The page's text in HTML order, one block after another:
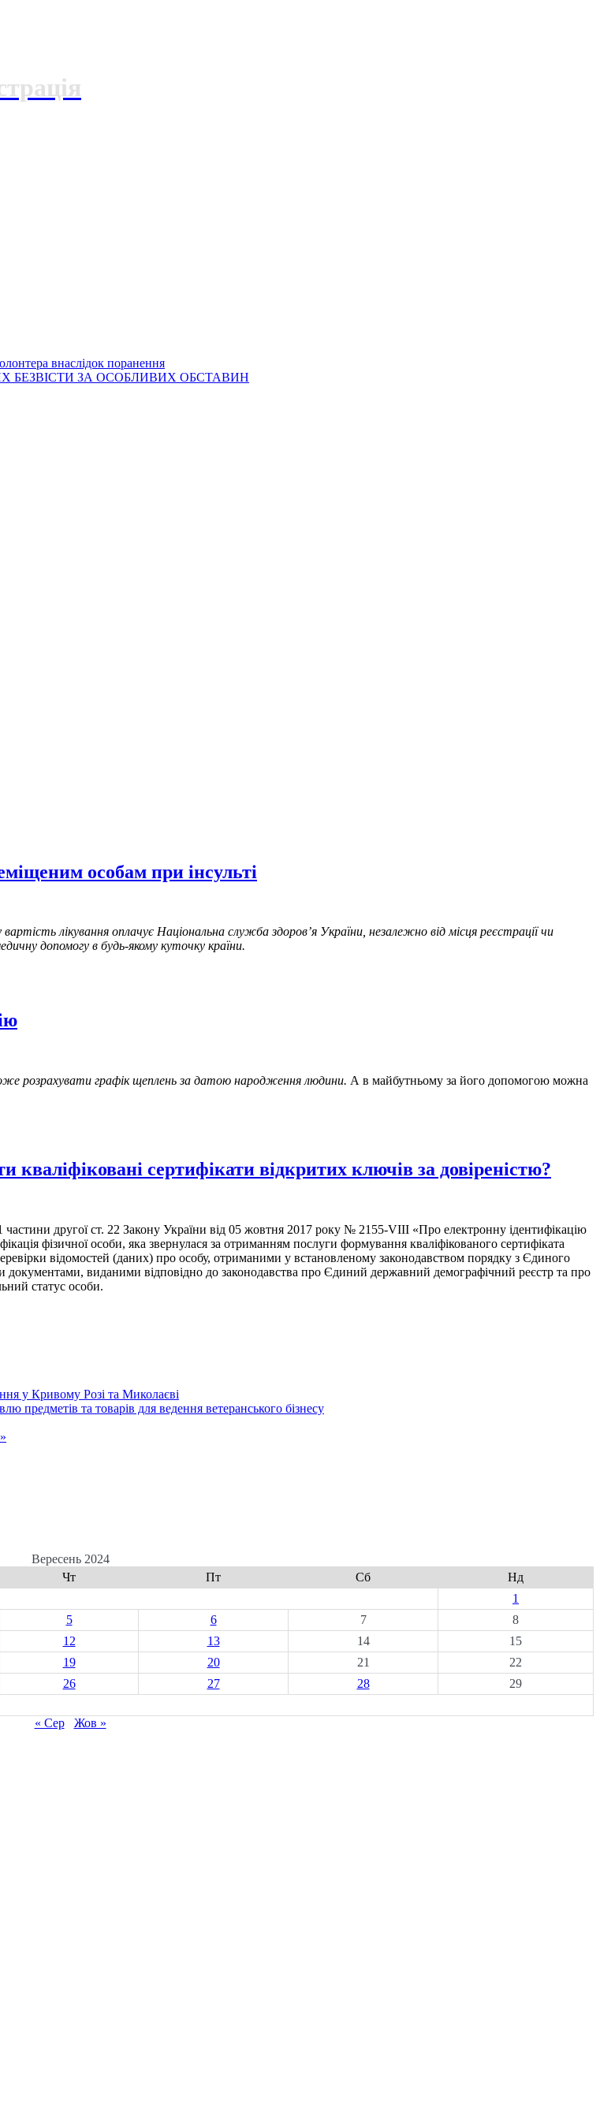
внаслідок поранення
БЕЗВІСТИ ЗА ОСОБЛИВИХ ОБСТАВИН
особам при інсульті
лікування оплачує Національна служба здоров’я України, незалежно від місця реєстрації чи
допомогу в будь-якому куточку країни.
розрахувати графік щеплень за датою народження людини. А в майбутньому за його допомогою можна
сертифікати відкритих ключів за довіреністю?
другої ст. 22 Закону України від 05 жовтня 2017 року № 2155-VIII «Про електронну ідентифікацію
фізичної особи, яка звернулася за отриманням послуги формування кваліфікованого сертифіката
відомостей (даних) про особу, отриманими у встановленому законодавством порядку з Єдиного
виданими відповідно до законодавства про Єдиний державний демографічний реєстр та про
статус особи.
у Кривому Розі та Миколаєві
предметів та товарів для ведення ветеранського бізнесу
Вересень 2024
Чт Пт Сб
Нд
1
5 6 7
8
12 13 14
15
19 20 21
22
26 27 28
29
« Сер
Жов »